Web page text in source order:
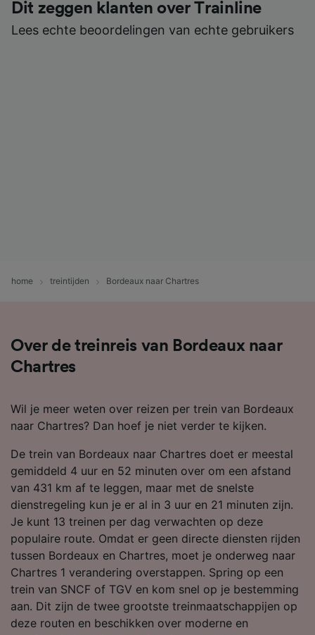
Dit zeggen klanten over Trainline
Lees echte beoordelingen van echte gebruikers
home treintijden Bordeaux naar Chartres
Over de treinreis van Bordeaux naar
Chartres
Wil je meer weten over reizen per trein van Bordeaux
naar Chartres? Dan hoef je niet verder te kijken.
De trein van Bordeaux naar Chartres doet er meestal
gemiddeld 4 uur en 52 minuten over om een afstand
van 431 km af te leggen, maar met de snelste
dienstregeling kun je er al in 3 uur en 21 minuten zijn.
Je kunt 13 treinen per dag verwachten op deze
populaire route. Omdat er geen directe diensten rijden
tussen Bordeaux en Chartres, moet je onderweg naar
Chartres 1 verandering overstappen. Spring op een
trein van SNCF of TGV en kom snel op je bestemming
aan. Dit zijn de twee grootste treinmaatschappijen op
deze routen en beschikken over moderne en